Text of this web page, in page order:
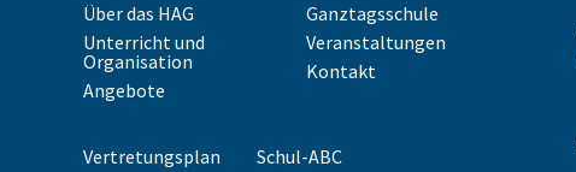
Über das HAG
Unterricht und
Organisation
Angebote
Ganztagsschule
Veranstaltungen
Kontakt
Vertretungsplan
Schul-ABC